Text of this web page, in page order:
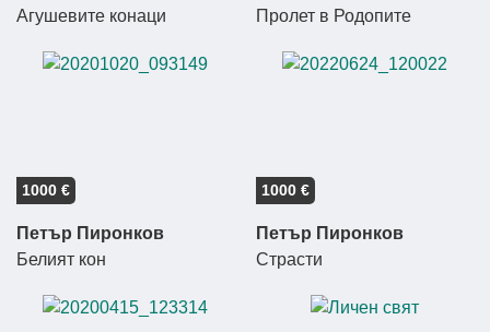
Агушевите конаци
Пролет в Родопите
1000 €
Петър Пиронков
Белият кон
1000 €
Петър Пиронков
Страсти